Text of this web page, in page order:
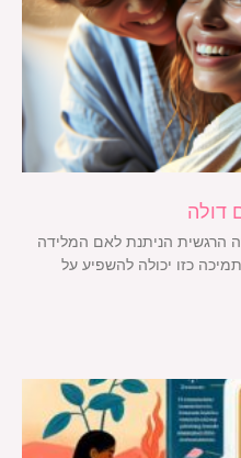
דולה
הרגשית הניתנת לאם המלידה
כזו יכולה להשפיע על